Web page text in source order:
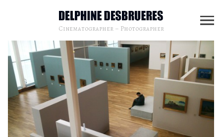
Cinematographer – Photographer